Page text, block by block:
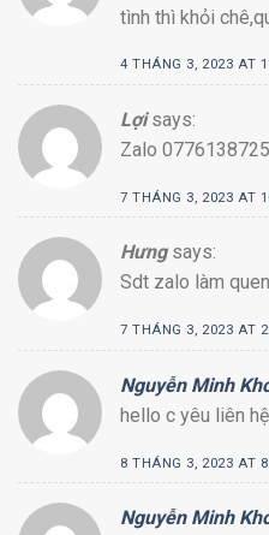
tình thì khỏi
4 THÁNG 3, 2023 AT
Lợi says:
Zalo 0776138725
7 THÁNG 3, 2023 AT
Hưng says:
Sdt zalo làm
7 THÁNG 3, 2023 AT
Nguyễn Minh
hello c yêu liên
8 THÁNG 3, 2023 AT
Nguyễn Minh